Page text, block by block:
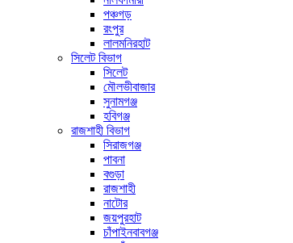
পঞ্চগড়
রংপুর
লালমনিরহাট
সিলেট বিভাগ
সিলেট
মৌলভীবাজার
সুনামগঞ্জ
হবিগঞ্জ
রাজশাহী বিভাগ
সিরাজগঞ্জ
পাবনা
বগুড়া
রাজশাহী
নাটোর
জয়পুরহাট
চাঁপাইনবাবগঞ্জ